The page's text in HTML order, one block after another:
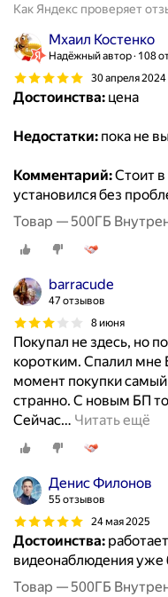
Как Яндекс проверяет
Мхаил Костенко
Надёжный автор 108
30 апреля 2024
Достоинства: цена
Недостатки: пока не
Комментарий:Стоит
установился без
Товар — 500ГБ
barracude
47 отзывов
8 июня
Покупал не здесь, но
коротким. Спалил мне
момент покупки
странно. С новым БП
Сейчас… Читать ещё
Денис Филонов
55 отзывов
24 мая 2025
Достоинства:
видеонаблюдения уже
Товар — 500ГБ